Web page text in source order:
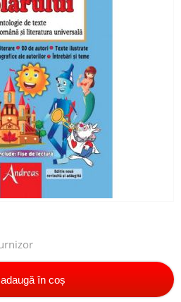
adaugă în coș